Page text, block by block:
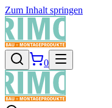
Zum Inhalt springen
0